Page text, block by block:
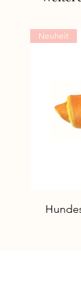
Neuheit